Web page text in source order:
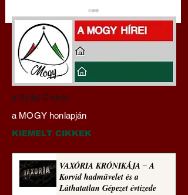
Miért tabu Fauci
büntetőjogi felelősségre
vonása
a Szilaj Csikón
a MOGY honlapján
KIEMELT CIKKEK
VAXÓRIA KRÓNIKÁJA ‒ A
Korvid hadművelet és a
Láthatatlan Gépezet évtizede